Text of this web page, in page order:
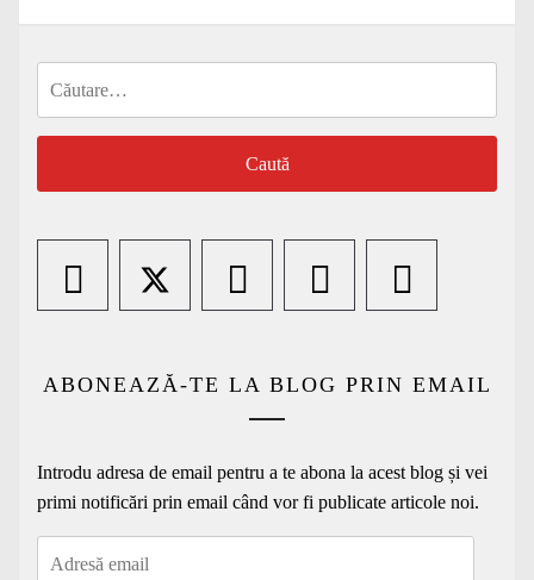
ABONEAZĂ-TE LA BLOG PRIN EMAIL
Introdu adresa de email pentru a te abona la acest blog și vei
primi notificări prin email când vor fi publicate articole noi.